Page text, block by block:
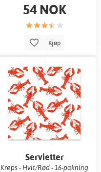
54 NOK
Kjøp
Servietter
Kreps - Hvit/Rød - 16-pakning